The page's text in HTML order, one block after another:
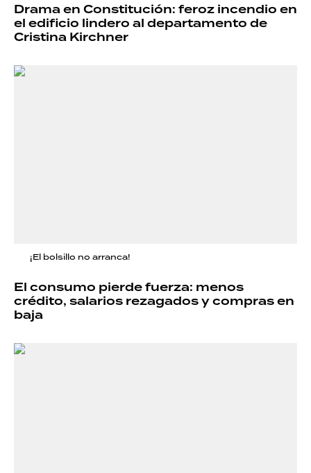
Drama en Constitución: feroz incendio en
el edificio lindero al departamento de
Cristina Kirchner
¡El bolsillo no arranca!
El consumo pierde fuerza: menos
crédito, salarios rezagados y compras en
baja